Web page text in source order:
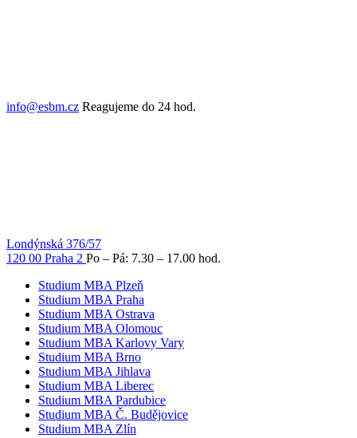
info@esbm.cz Reagujeme do 24 hod.
Londýnská 376/57
120 00 Praha 2 Po – Pá: 7.30 – 17.00 hod.
Studium MBA Plzeň
Studium MBA Praha
Studium MBA Ostrava
Studium MBA Olomouc
Studium MBA Karlovy Vary
Studium MBA Brno
Studium MBA Jihlava
Studium MBA Liberec
Studium MBA Pardubice
Studium MBA Č. Budějovice
Studium MBA Zlín